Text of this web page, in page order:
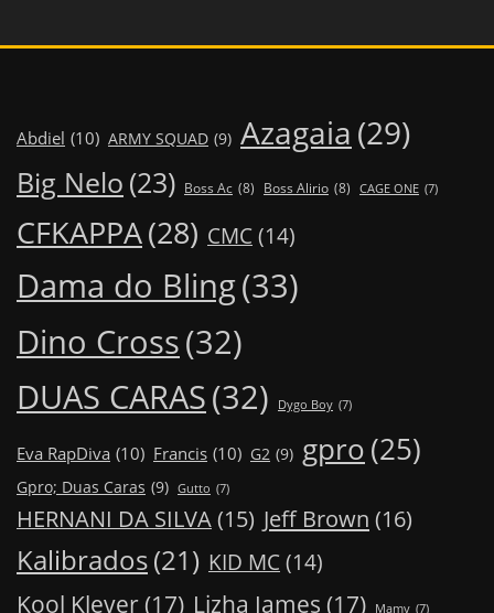
Abdiel (10) ARMY SQUAD (9) Azagaia (29)
Big Nelo (23) Boss Ac (8) Boss Alirio (8) CAGE ONE (7)
CFKAPPA(28) CMC (14)
Dama do Bling(33)
Dino Cross(32)
DUAS CARAS(32) Dygo Boy (7)
Eva RapDiva (10) Francis (10) G2 (9) gpro(25)
Gpro; Duas Caras (9) Gutto (7)
HERNANI DA SILVA(15) Jeff Brown (16)
Kalibrados(21) KID MC (14)
Kool Klever (17) Lizha James (17) Mamy (7)